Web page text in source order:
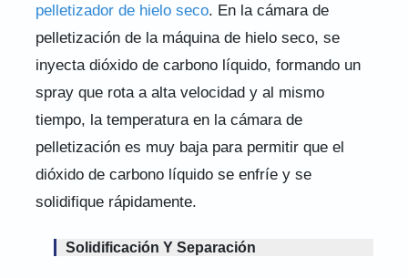
pelletizador de hielo seco. En la cámara de
pelletización de la máquina de hielo seco, se
inyecta dióxido de carbono líquido, formando un
spray que rota a alta velocidad y al mismo
tiempo, la temperatura en la cámara de
pelletización es muy baja para permitir que el
dióxido de carbono líquido se enfríe y se
solidifique rápidamente.
Solidificación Y Separación